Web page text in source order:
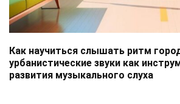
Как научиться слышать ритм
урбанистические звуки как
развития музыкального слуха